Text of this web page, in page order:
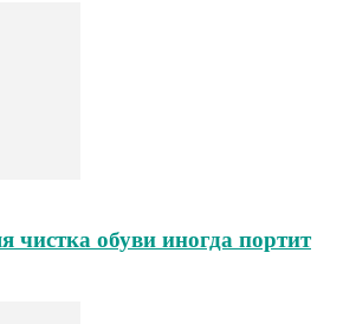
обуви иногда портит